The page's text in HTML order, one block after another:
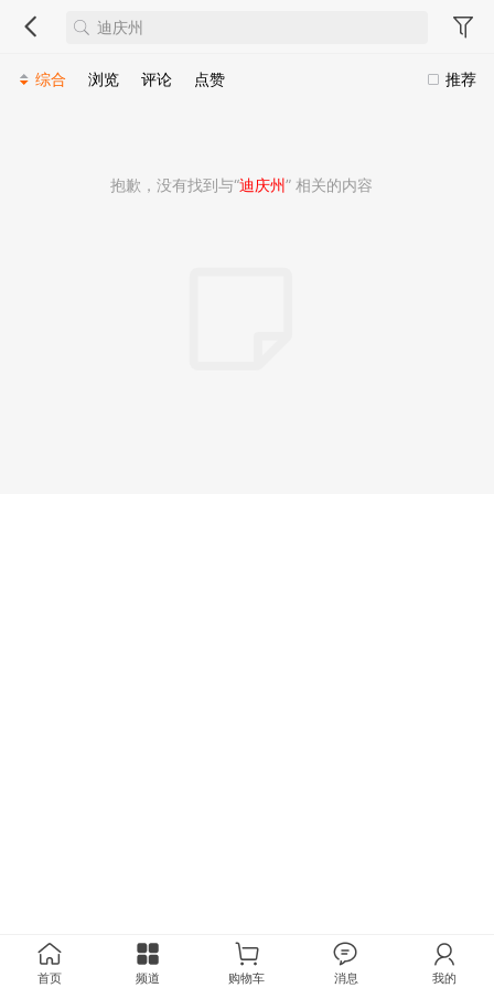
推荐
综合 浏览 评论 点赞
抱歉，没有找到与“迪庆州” 相关的内容
首页 频道 购物车 消息 我的